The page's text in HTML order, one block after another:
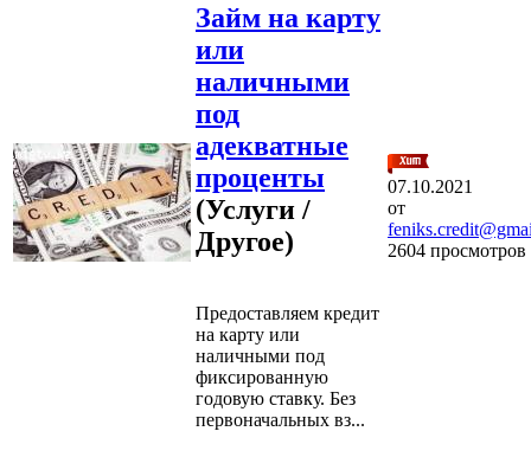
Займ на карту
или
наличными
под
адекватные
проценты
(Услуги /
Другое)
Предоставляем кредит
на карту или
наличными под
фиксированную
годовую ставку. Без
первоначальных вз...
07.10.2021
от
2604 просмотров